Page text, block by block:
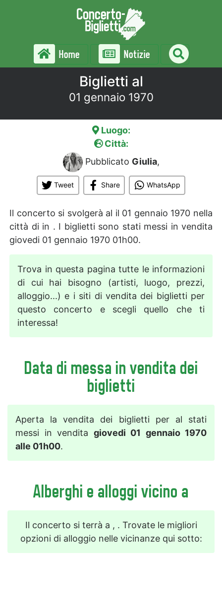
Home Notizie
Biglietti al
01 gennaio 1970
Luogo:
Città:
Pubblicato Giulia,
Tweet Share WhatsApp
Il concerto si svolgerà al il 01 gennaio 1970 nella
città di in . I biglietti sono stati messi in vendita
giovedi 01 gennaio 1970 01h00.
Trova in questa pagina tutte le informazioni
di cui hai bisogno (artisti, luogo, prezzi,
alloggio...) e i siti di vendita dei biglietti per
questo concerto e scegli quello che ti
interessa!
Data di messa in vendita dei
biglietti
Aperta la vendita dei biglietti per al stati
messi in vendita giovedi 01 gennaio 1970
alle 01h00.
Alberghi e alloggi vicino a
Il concerto si terrà a , . Trovate le migliori
opzioni di alloggio nelle vicinanze qui sotto: